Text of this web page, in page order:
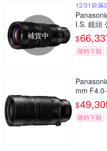
補貨中
12/31前滿
I.S. 鏡頭
$
限時下殺
mm
焦鏡頭
$
限時下殺